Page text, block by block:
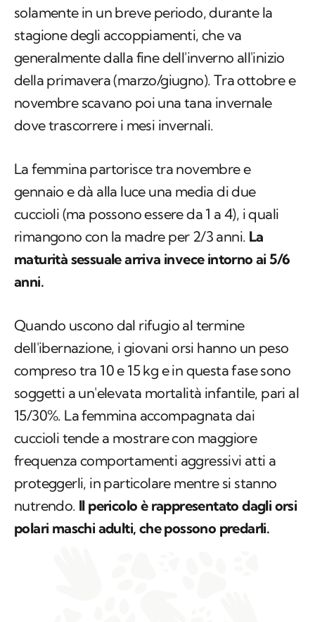
solamente in un breve periodo, durante la
stagione degli accoppiamenti, che va
generalmente dalla fine dell'inverno all'inizio
della primavera (marzo/giugno). Tra ottobre e
novembre scavano poi una tana invernale
dove trascorrere i mesi invernali.
La femmina partorisce tra novembre e
gennaio e dà alla luce una media di due
cuccioli (ma possono essere da 1 a 4), i quali
rimangono con la madre per 2/3 anni. La
maturità sessuale arriva invece intorno ai 5/6
anni.
Quando uscono dal rifugio al termine
dell'ibernazione, i giovani orsi hanno un peso
compreso tra 10 e 15 kg e in questa fase sono
soggetti a un'elevata mortalità infantile, pari al
15/30%. La femmina accompagnata dai
cuccioli tende a mostrare con maggiore
frequenza comportamenti aggressivi atti a
proteggerli, in particolare mentre si stanno
nutrendo. Il pericolo è rappresentato dagli orsi
polari maschi adulti, che possono predarli.